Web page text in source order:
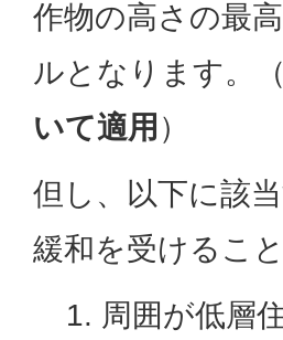
作物の高さの最
ルとなります。（
いて適用 ）
但し、以下に該
緩和を受けるこ
周囲が低層